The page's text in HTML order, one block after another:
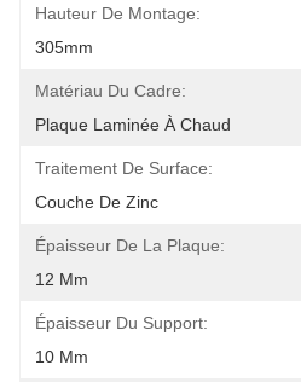
Hauteur De Montage:
305mm
Matériau Du Cadre:
Plaque Laminée À Chaud
Traitement De Surface:
Couche De Zinc
Épaisseur De La Plaque:
12 Mm
Épaisseur Du Support:
10 Mm